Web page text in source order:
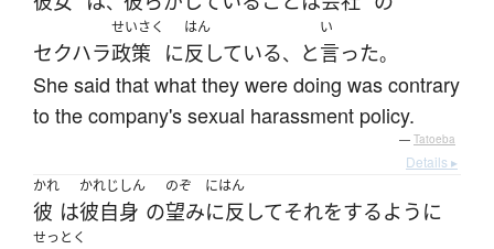
セクハラ
せいさく
政策 に
はん
反している、 と
い
言った。
She said that what they were doing was contrary
to the company's sexual harassment policy.
— Tatoeba
Details ▸
かれ
彼 は
かれじしん
彼自身 の
のぞ
望み
にはん
に反してそれをするように
せっとく